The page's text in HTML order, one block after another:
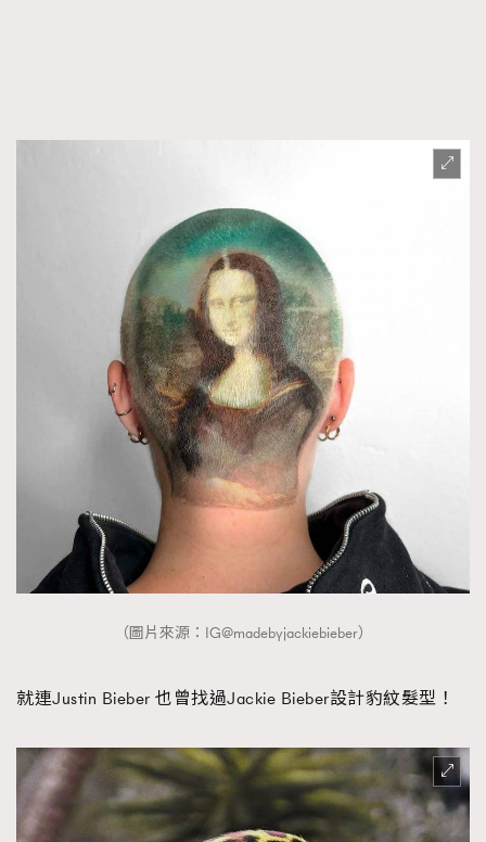
（圖片來源：IG@madebyjackiebieber）
就連Justin Bieber 也曾找過Jackie Bieber設計豹紋髮型！